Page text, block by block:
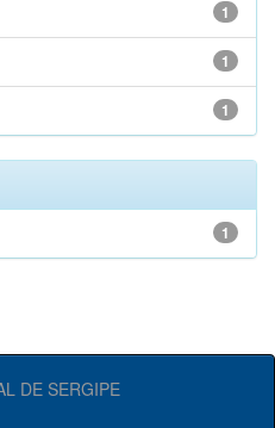
1
1
1
1
DE SERGIPE